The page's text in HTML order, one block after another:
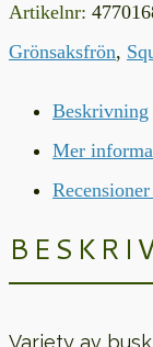
Artikelnr:
Grönsaksfrön,
Beskrivning
Mer
Variety av